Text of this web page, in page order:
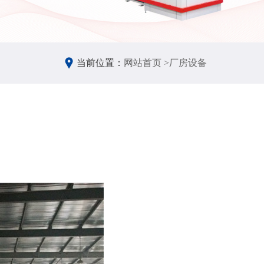
当前位置： 网站首页 >厂房设备